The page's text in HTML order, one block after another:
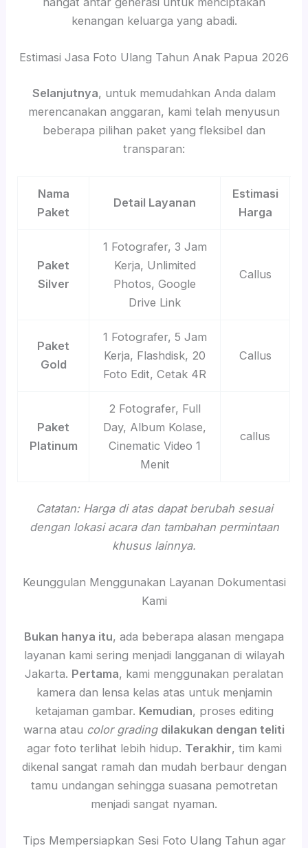
kenangan keluarga yang abadi.
Estimasi Jasa Foto Ulang Tahun Anak Papua 2026
Selanjutnya, untuk memudahkan Anda dalam
merencanakan anggaran, kami telah menyusun
beberapa pilihan paket yang fleksibel dan
transparan:
Nama
Paket
Detail Layanan
Estimasi
Harga
Paket
Silver
1 Fotografer, 3 Jam
Kerja, Unlimited
Photos, Google
Drive Link
Callus
Paket
Gold
1 Fotografer, 5 Jam
Kerja, Flashdisk, 20
Foto Edit, Cetak 4R
Callus
Paket
Platinum
2 Fotografer, Full
Day, Album Kolase,
Cinematic Video 1
Menit
callus
Catatan: Harga di atas dapat berubah sesuai
dengan lokasi acara dan tambahan permintaan
khusus lainnya.
Keunggulan Menggunakan Layanan Dokumentasi
Kami
Bukan hanya itu, ada beberapa alasan mengapa
layanan kami sering menjadi langganan di wilayah
Jakarta. Pertama, kami menggunakan peralatan
kamera dan lensa kelas atas untuk menjamin
ketajaman gambar. Kemudian, proses editing
warna atau color grading dilakukan dengan teliti
agar foto terlihat lebih hidup. Terakhir, tim kami
dikenal sangat ramah dan mudah berbaur dengan
tamu undangan sehingga suasana pemotretan
menjadi sangat nyaman.
Tips Mempersiapkan Sesi Foto Ulang Tahun agar